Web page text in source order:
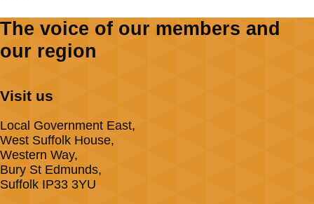
The voice of our members and
our region
Visit us
Local Government East,
West Suffolk House,
Western Way,
Bury St Edmunds,
Suffolk IP33 3YU